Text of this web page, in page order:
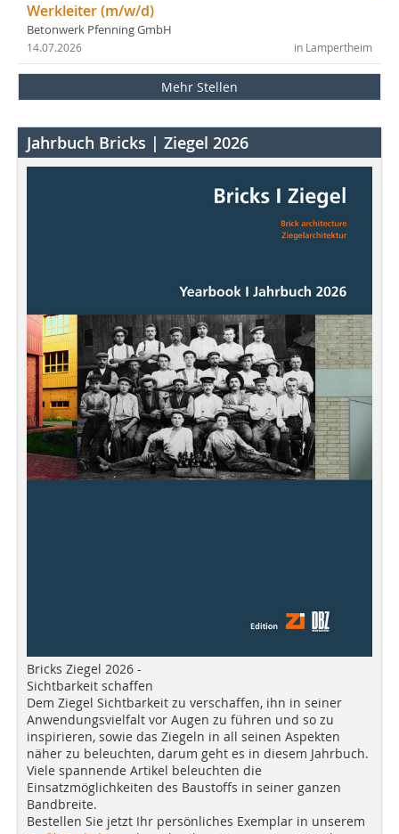
Werkleiter (m/w/d)
Betonwerk Pfenning GmbH
in Lampertheim
14.07.2026
Mehr Stellen
Jahrbuch Bricks | Ziegel 2026
Bricks Ziegel 2026 -
Sichtbarkeit schaffen
Dem Ziegel Sichtbarkeit zu verschaffen, ihn in seiner
Anwendungsvielfalt vor Augen zu führen und so zu
inspirieren, sowie das Ziegeln in all seinen Aspekten
näher zu beleuchten, darum geht es in diesem Jahrbuch.
Viele spannende Artikel beleuchten die
Einsatzmöglichkeiten des Baustoffs in seiner ganzen
Bandbreite.
Bestellen Sie jetzt Ihr persönliches Exemplar in unserem